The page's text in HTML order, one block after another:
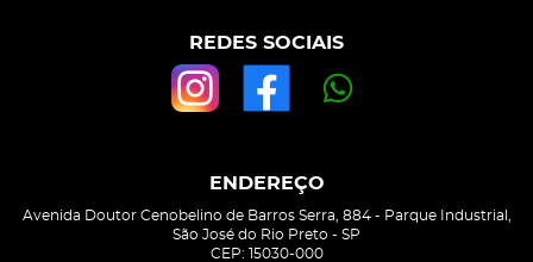
REDES SOCIAIS
ENDEREÇO
Avenida Doutor Cenobelino de Barros Serra, 884- Parque Industrial,
São José do Rio Preto - SP
CEP: 15030-000